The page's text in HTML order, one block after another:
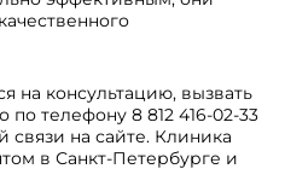
на консультацию, вызвать
телефону 8 812 416-02-33
на сайте. Клиника
в Санкт-Петербурге и